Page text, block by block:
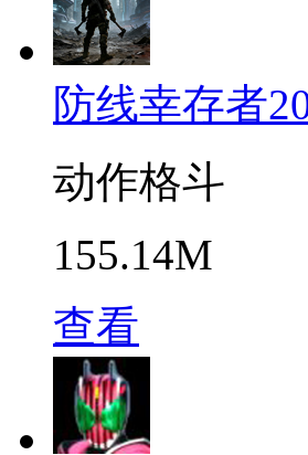
防线幸存者
动作格斗
155.14M
查看